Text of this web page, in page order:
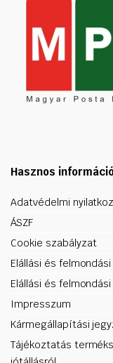
Hasznos
Adatvédelmi
ÁSZF
Cookie szabályzat
Elállási és
Elállási és
Impresszum
Kármegállapítási
Tájékoztatás